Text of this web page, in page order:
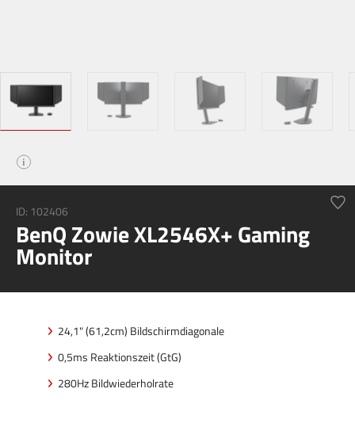
i
ID: 102406
BenQ Zowie XL2546X+ Gaming
Monitor
24,1" (61,2cm) Bildschirmdiagonale
0,5ms Reaktionszeit (GtG)
280Hz Bildwiederholrate